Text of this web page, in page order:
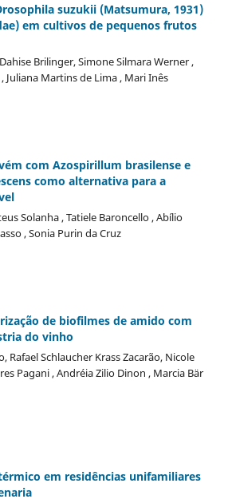
suzukii (Matsumura, 1931)
em cultivos de pequenos frutos
Brilinger, Simone Silmara Werner ,
Juliana Martins de Lima , Mari Inês
com Azospirillum brasilense e
como alternativa para a
Solanha , Tatiele Baroncello , Abílio
, Sonia Purin da Cruz
de biofilmes de amido com
do vinho
Rafael Schlaucher Krass Zacarão, Nicole
Pagani , Andréia Zilio Dinon , Marcia Bär
em residências unifamiliares